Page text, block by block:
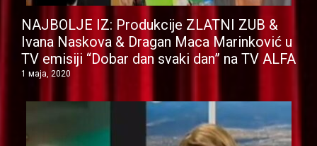
NAJBOLJE IZ: Produkcije ZLATNI ZUB &
Ivana Naskova & Dragan Maca Marinković u
TV emisiji “Dobar dan svaki dan” na TV ALFA
1 маја, 2020